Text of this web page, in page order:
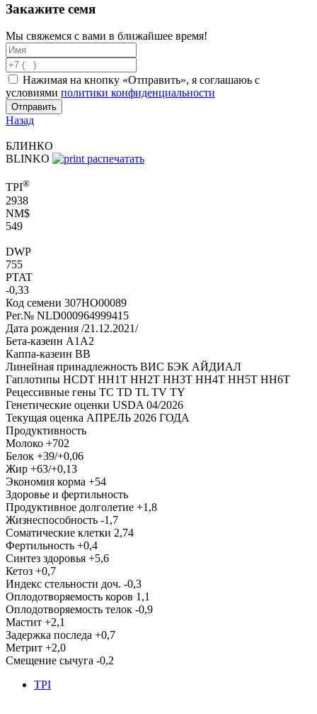
Закажите семя
Мы свяжемся с вами в ближайшее время!
Нажимая на кнопку «Отправить», я соглашаюь с
условиями политики конфиденциальности
Отправить
Назад
БЛИНКО
BLINKO
распечатать
TPI®
2938
NM$
549
DWP
755
PTAT
-0,33
Код семени 307HO00089
Рег.№ NLD000964999415
Дата рождения /21.12.2021/
Бета-казеин A1A2
Каппа-казеин BB
Линейная принадлежность ВИС БЭК АЙДИАЛ
Гаплотипы HCDT HH1T HH2T HH3T HH4T HH5T HH6T
Рецессивные гены TC TD TL TV TY
Генетические оценки USDA 04/2026
Текущая оценка АПРЕЛЬ 2026 ГОДА
Продуктивность
Молоко +702
Белок +39/+0,06
Жир +63/+0,13
Экономия корма +54
Здоровье и фертильность
Продуктивное долголетие +1,8
Жизнеспособность -1,7
Соматические клетки 2,74
Фертильность +0,4
Синтез здоровья +5,6
Кетоз +0,7
Индекс стельности доч. -0,3
Оплодотворяемость коров 1,1
Оплодотворяемость телок -0,9
Мастит +2,1
Задержка последа +0,7
Метрит +2,0
Смещение сычуга -0,2
TPI